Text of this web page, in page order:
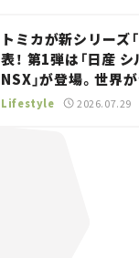
トミカが新シリーズ
表！ 第1弾は「日産 シ
NSX」が登場。世界
る“JDM”に焦点【ク
Lifestyle 2026.07.29